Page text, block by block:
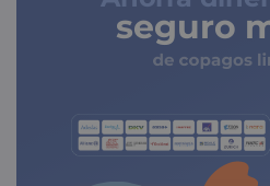
seguro
de copagos